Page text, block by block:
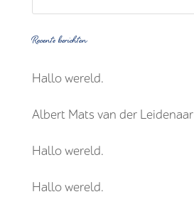
Recente berichten
Hallo wereld.
Albert Mats van der Leidenaar
Hallo wereld.
Hallo wereld.